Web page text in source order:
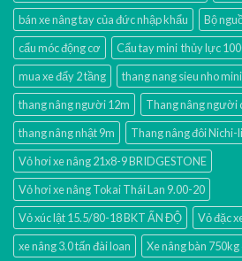
bán xe nâng tay của đức nhập khẩu
Bộ
cẩu móc động cơ
Cẩu tay mini thủy lực
mua xe đẩy 2 tầng
thang nang sieu nho mini
thang nâng người 12m
Thang nâng người
thang nâng nhật 9m
Thang nâng đôi Nichi-
Vỏ hơi xe nâng 21x8-9 BRIDGESTONE
Vỏ hơi xe nâng Tokai Thái Lan 9.00-20
Vỏ xúc lật 15.5/80-18 BKT ẤN ĐỘ
Vỏ đặc
xe nâng 3.0 tấn đài loan
Xe nâng bàn